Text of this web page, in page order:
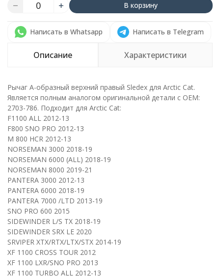
В корзину
Написать в Whatsapp Написать в Telegram
Описание Характеристики
Рычаг А-образный верхний правый Sledex для Arctic Cat.
Является полным аналогом оригинальной детали с ОЕМ:
2703-786. Подходит для Arctic Cat:
F1100 ALL 2012-13
F800 SNO PRO 2012-13
M 800 HCR 2012-13
NORSEMAN 3000 2018-19
NORSEMAN 6000 (ALL) 2018-19
NORSEMAN 8000 2019-21
PANTERA 3000 2012-13
PANTERA 6000 2018-19
PANTERA 7000 /LTD 2013-19
SNO PRO 600 2015
SIDEWINDER L/S TX 2018-19
SIDEWINDER SRX LE 2020
SRVIPER XTX/RTX/LTX/STX 2014-19
XF 1100 CROSS TOUR 2012
XF 1100 LXR/SNO PRO 2013
XF 1100 TURBO ALL 2012-13